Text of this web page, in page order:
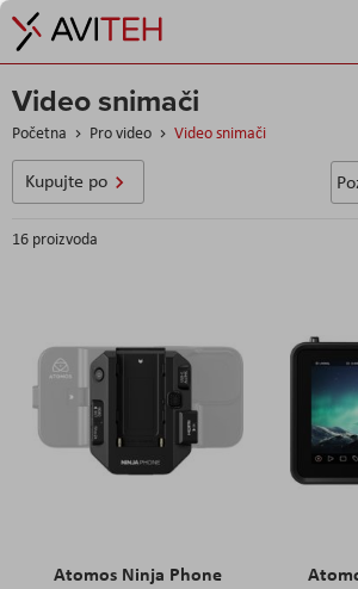
Video snimači
Početna Pro video Video snimači
16 proizvoda
Atomos Ninja Phone
Kupujte po